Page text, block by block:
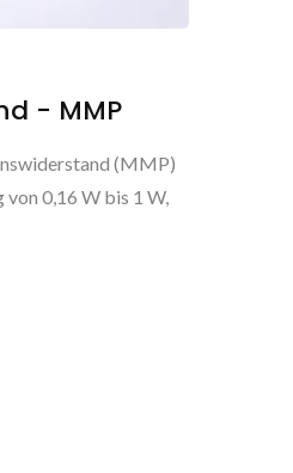
- MMP
(MMP)
0,16 W bis 1 W,